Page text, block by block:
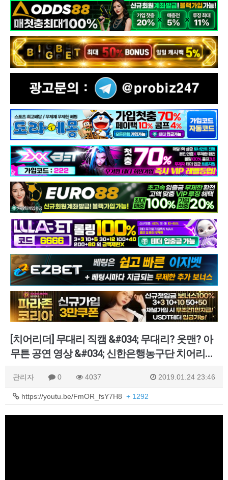
[치어리더] 무대리 직캠 &#034; 무대리? 읏맨? 아
무튼 공연 영상 &#034; 신한은행농구단 치어리…
관리자 0 4037 2019.01.24 23:46
https://youtu.be/FmOR_fsY7H8 + 1292